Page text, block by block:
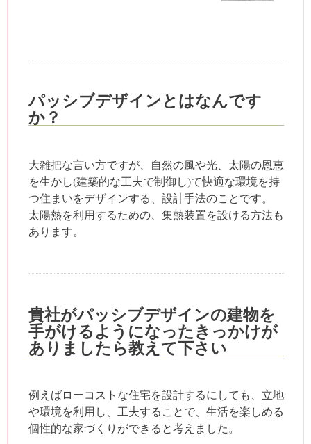
パッシブデザインとはなんです
か？
大雑把な言い方ですが、自然の風や光、太陽の恩恵
を生かし(建築的な工夫で制御し)て快適な環境を持
つ住まいをデザインする、設計手法のことです。
太陽熱を利用するための、集熱装置を設ける方法も
あります。
貴社がパッシブデザインの建物を
手がけるようになったきっかけが
ありましたら教えて下さい
例えばローコストな住宅を設計するにしても、立地
や環境を利用し、工夫することで、生活を楽しめる
個性的な家づくりができると考えました。